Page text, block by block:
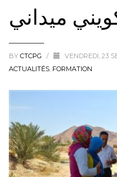
ميداني
BY CTCPG / VENDREDI, 23
ACTUALITÉS, FORMATION